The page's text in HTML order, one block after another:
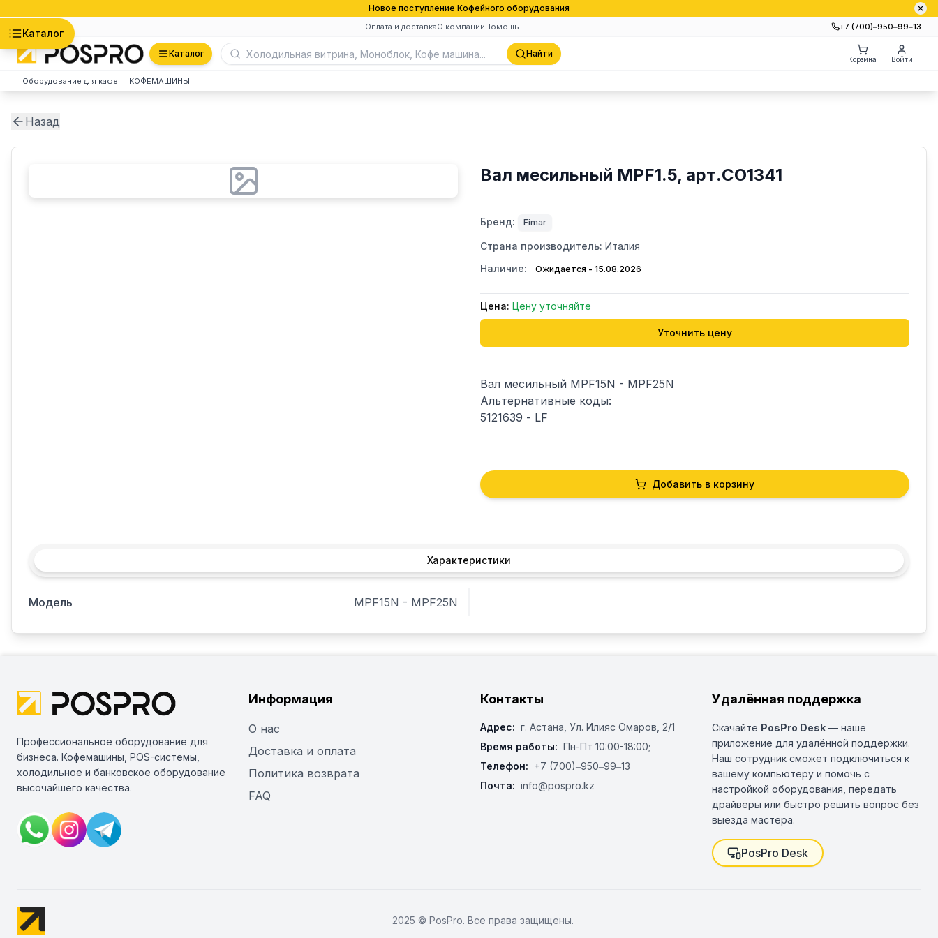
Новое поступление Кофейного оборудования
Оплата и доставкаО компанииПомощь +7 (700)‒950‒99‒13
Каталог
Каталог Найти
Корзина Войти
Оборудование для кафе КОФЕМАШИНЫ
Назад
Вал месильный MPF1.5, арт.СО1341
Бренд: Fimar
Страна производитель: Италия
Наличие:
Ожидается - 15.08.2026
Цена: Цену уточняйте
Уточнить цену
Вал месильный MPF15N - MPF25N
Альтернативные коды:
5121639 - LF
Добавить в корзину
Характеристики
Модель MPF15N - MPF25N
Профессиональное оборудование для
бизнеса. Кофемашины, POS-системы,
холодильное и банковское оборудование
высочайшего качества.
Информация
О нас
Доставка и оплата
Политика возврата
FAQ
Контакты
Адрес: г. Астана, ​Ул. Илияс Омаров, 2/1
Время работы: Пн-Пт 10:00-18:00;
Телефон: +7 (700)‒950‒99‒13
Почта: info@pospro.kz
Удалённая поддержка
Скачайте PosPro Desk — наше
приложение для удалённой поддержки.
Наш сотрудник сможет подключиться к
вашему компьютеру и помочь с
настройкой оборудования, передать
драйверы или быстро решить вопрос без
выезда мастера.
PosPro Desk
2025 © PosPro. Все права защищены.